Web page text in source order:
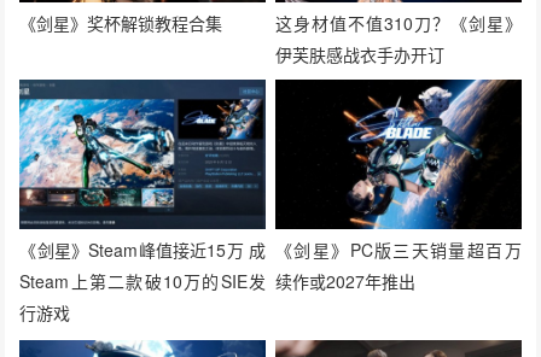
《剑星》奖杯解锁教程合集
这身材值不值310刀？《剑星》
伊芙肤感战衣手办开订
《剑星》Steam峰值接近15万 成
Steam上第二款破10万的SIE发
行游戏
《剑星》PC版三天销量超百万
续作或2027年推出